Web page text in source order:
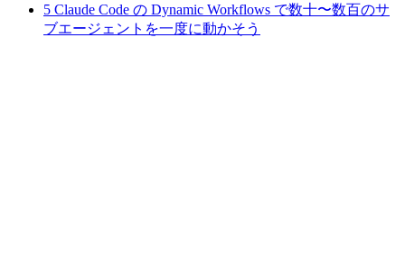
5 Claude Code の Dynamic Workflows で数十〜数百のサ
ブエージェントを一度に動かそう